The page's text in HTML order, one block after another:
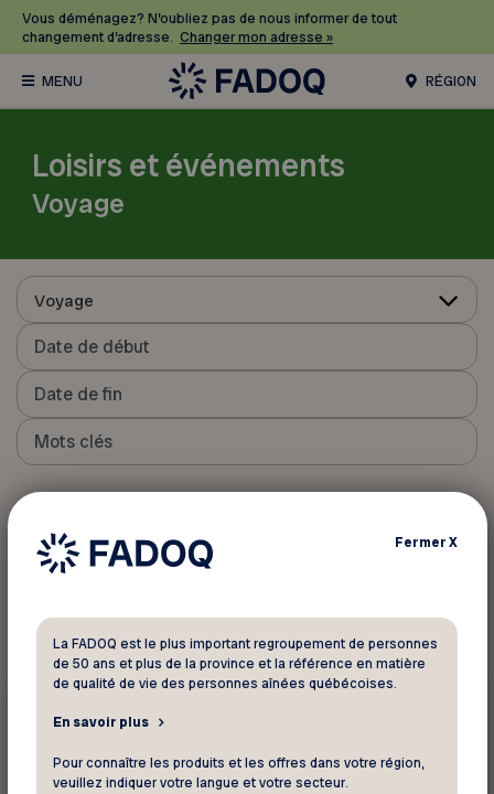
Vous déménagez? N’oubliez pas de nous informer de tout
changement d’adresse. Changer mon adresse »
RÉGION
Loisirs et événements
Voyage
Voyage
résultat trouvé
Voyage
Sortie au Salon FADOQ 50 ans + à
FermerX
La FADOQ est le plus important regroupement de personnes
de 50 ans et plus de la province et la référence en matière
de qualité de vie des personnes aînées québécoises.
En savoir plus
Pour connaître les produits et les offres dans votre région,
veuillez indiquer votre langue et votre secteur.